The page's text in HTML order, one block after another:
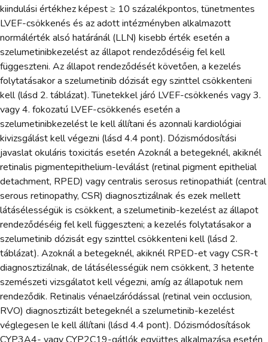
kiindulási értékhez képest ≥ 10 százalékpontos, tünetmentes
LVEF-csökkenés és az adott intézményben alkalmazott
normálérték alsó határánál (LLN) kisebb érték esetén a
szelumetinibkezelést az állapot rendeződéséig fel kell
függeszteni. Az állapot rendeződését követően, a kezelés
folytatásakor a szelumetinib dózisát egy szinttel csökkenteni
kell (lásd 2. táblázat). Tünetekkel járó LVEF-csökkenés vagy 3.
vagy 4. fokozatú LVEF-csökkenés esetén a
szelumetinibkezelést le kell állítani és azonnali kardiológiai
kivizsgálást kell végezni (lásd 4.4 pont). Dózismódosítási
javaslat okuláris toxicitás esetén Azoknál a betegeknél, akiknél
retinalis pigmentepithelium-leválást (retinal pigment epithelial
detachment, RPED) vagy centralis serosus retinopathiát (central
serous retinopathy, CSR) diagnosztizálnak és ezek mellett
látásélességük is csökkent, a szelumetinib-kezelést az állapot
rendeződéséig fel kell függeszteni; a kezelés folytatásakor a
szelumetinib dózisát egy szinttel csökkenteni kell (lásd 2.
táblázat). Azoknál a betegeknél, akiknél RPED-et vagy CSR-t
diagnosztizálnak, de látásélességük nem csökkent, 3 hetente
szemészeti vizsgálatot kell végezni, amíg az állapotuk nem
rendeződik. Retinalis vénaelzáródással (retinal vein occlusion,
RVO) diagnosztizált betegeknél a szelumetinib-kezelést
véglegesen le kell állítani (lásd 4.4 pont). Dózismódosítások